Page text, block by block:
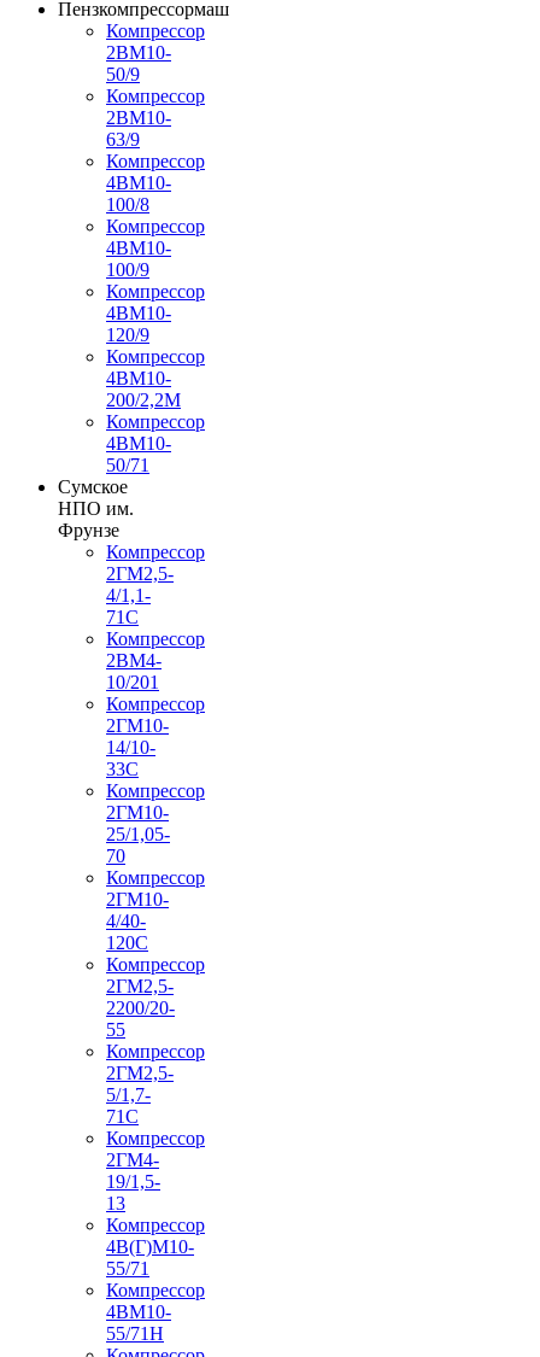
Пензкомпрессормаш
Компрессор
2ВМ10-
50/9
Компрессор
2ВМ10-
63/9
Компрессор
4ВМ10-
100/8
Компрессор
4ВМ10-
100/9
Компрессор
4ВМ10-
120/9
Компрессор
4ВМ10-
200/2,2М
Компрессор
4ВМ10-
50/71
Сумское
НПО им.
Фрунзе
Компрессор
2ГМ2,5-
4/1,1-
71С
Компрессор
2ВМ4-
10/201
Компрессор
2ГМ10-
14/10-
33С
Компрессор
2ГМ10-
25/1,05-
70
Компрессор
2ГМ10-
4/40-
120С
Компрессор
2ГМ2,5-
2200/20-
55
Компрессор
2ГМ2,5-
5/1,7-
71С
Компрессор
2ГМ4-
19/1,5-
13
Компрессор
4В(Г)М10-
55/71
Компрессор
4ВМ10-
55/71Н